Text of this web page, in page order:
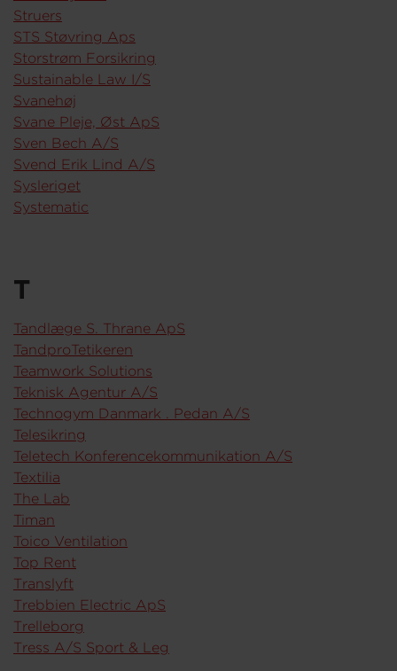
Struers
STS Støvring Aps
Storstrøm Forsikring
Sustainable Law I/S
Svanehøj
Svane Pleje, Øst ApS
Sven Bech A/S
Svend Erik Lind A/S
Sysleriget
Systematic
T
Tandlæge S. Thrane ApS
TandproTetikeren
Teamwork Solutions
Teknisk Agentur A/S
Technogym Danmark . Pedan A/S
Telesikring
Teletech Konferencekommunikation A/S
Textilia
The Lab
Timan
Toico Ventilation
Top Rent
Translyft
Trebbien Electric ApS
Trelleborg
Tress A/S Sport & Leg